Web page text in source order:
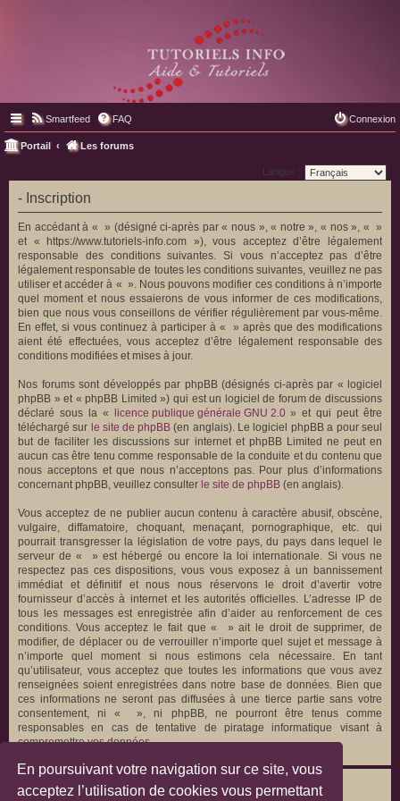
En poursuivant votre navigation sur ce site, vous
acceptez l’utilisation de cookies vous permettant
Smartfeed FAQ Connexion
Portail Les forums
Langue :
- Inscription
En accédant à « » (désigné ci-après par « nous », « notre », « nos », « »
et « https://www.tutoriels-info.com »), vous acceptez d’être légalement
responsable des conditions suivantes. Si vous n’acceptez pas d’être
légalement responsable de toutes les conditions suivantes, veuillez ne pas
utiliser et accéder à « ». Nous pouvons modifier ces conditions à n’importe
quel moment et nous essaierons de vous informer de ces modifications,
bien que nous vous conseillons de vérifier régulièrement par vous-même.
En effet, si vous continuez à participer à « » après que des modifications
aient été effectuées, vous acceptez d’être légalement responsable des
conditions modifiées et mises à jour.
Nos forums sont développés par phpBB (désignés ci-après par « logiciel
phpBB » et « phpBB Limited ») qui est un logiciel de forum de discussions
déclaré sous la «
licence publique générale GNU 2.0» et qui peut être
téléchargé sur le site de phpBB(en anglais). Le logiciel phpBB a pour seul
but de faciliter les discussions sur internet et phpBB Limited ne peut en
aucun cas être tenu comme responsable de la conduite et du contenu que
nous acceptons et que nous n’acceptons pas. Pour plus d’informations
concernant phpBB, veuillez consulter le site de phpBB (en anglais).
Vous acceptez de ne publier aucun contenu à caractère abusif, obscène,
vulgaire, diffamatoire, choquant, menaçant, pornographique, etc. qui
pourrait transgresser la législation de votre pays, du pays dans lequel le
serveur de « » est hébergé ou encore la loi internationale. Si vous ne
respectez pas ces dispositions, vous vous exposez à un bannissement
immédiat et définitif et nous nous réservons le droit d’avertir votre
fournisseur d’accès à internet et les autorités officielles. L’adresse IP de
tous les messages est enregistrée afin d’aider au renforcement de ces
conditions. Vous acceptez le fait que « » ait le droit de supprimer, de
modifier, de déplacer ou de verrouiller n’importe quel sujet et message à
n’importe quel moment si nous estimons cela nécessaire. En tant
qu’utilisateur, vous acceptez que toutes les informations que vous avez
renseignées soient enregistrées dans notre base de données. Bien que
ces informations ne seront pas diffusées à une tierce partie sans votre
consentement, ni « », ni phpBB, ne pourront être tenus comme
responsables en cas de tentative de piratage informatique visant à
compromettre vos données.